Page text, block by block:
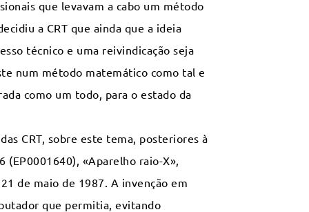
que levavam a cabo um método
a CRT que ainda que a ideia
técnico e uma reivindicação seja
num método matemático como tal e
como um todo, para o estado da
CRT, sobre este tema, posteriores à
«Aparelho raio-X»,
de maio de 1987. A invenção em
que permitia, evitando